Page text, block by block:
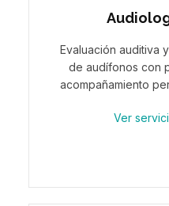
Evaluación auditiva
de audífonos con
acompañamiento
Ver